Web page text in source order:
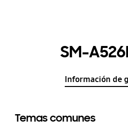
SM-
Información de
Temas comunes